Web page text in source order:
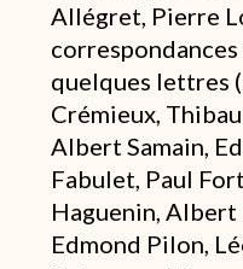
Allégret, Pierre
quelques lettres
Crémieux,
Albert Samain,
Fabulet, Paul
Haguenin,
Edmond Pilon,